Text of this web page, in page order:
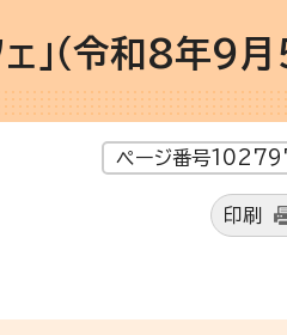
」（令和8年9月
ページ番号
印刷